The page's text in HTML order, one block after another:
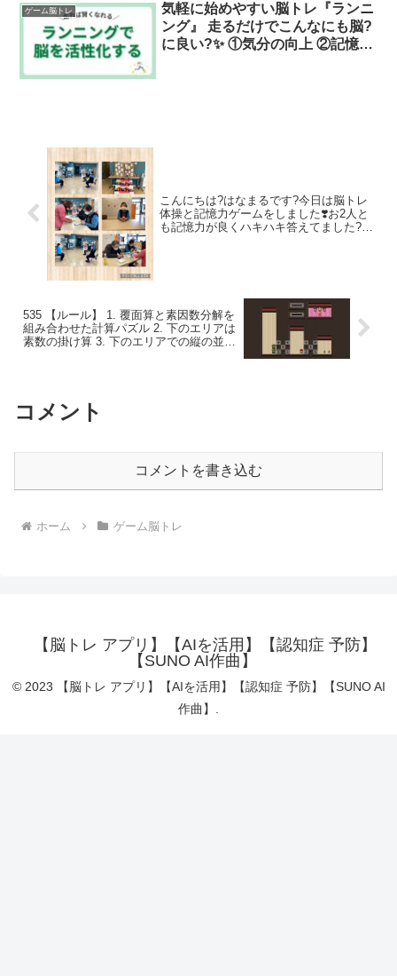
ゲーム脳トレ
気軽に始めやすい脳トレ『ランニ
ング』 走るだけでこんなにも脳?
に良い?✨ ①気分の向上 ②記憶力
こんにちは?はなまるです?今日は脳トレ
体操と記憶力ゲームをしました❣️お2人と
も記憶力が良くハキハキ答えてました?ヨ
535 【ルール】 1. 覆面算と素因数分解を
組み合わせた計算パズル 2. 下のエリアは
素数の掛け算 3. 下のエリアでの縦の並び
コメント
コメントを書き込む
ホーム ゲーム脳トレ
【脳トレ アプリ】【AIを活用】【認知症 予防】
【SUNO AI作曲】
© 2023 【脳トレ アプリ】【AIを活用】【認知症 予防】【SUNO AI
作曲】.